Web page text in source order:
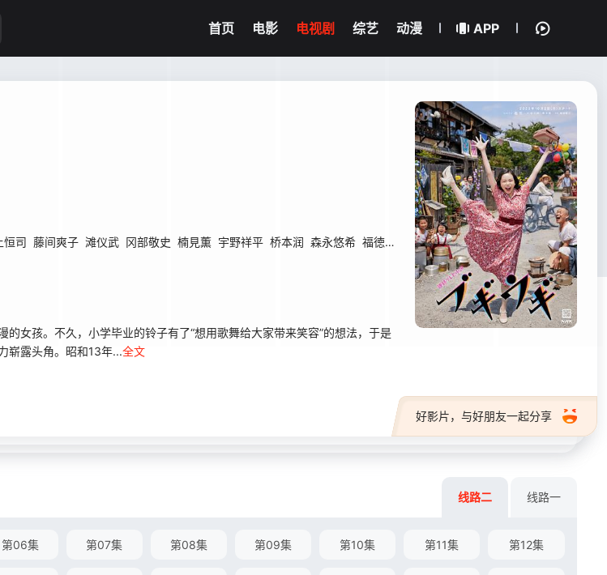
首页 电影 电视剧 综艺 动漫 APP
恒司 藤间爽子 滩仪武 冈部敬史 楠見薫 宇野祥平 桥本润 森永悠希 福徳秀介 後藤淳平 升毅 苍井优
草彅刚
女孩。不久，小学毕业的铃子有了“想用歌舞给大家带来笑容”的想法，于是
崭露头角。昭和13年...全文
好影片，与好朋友一起分享
线路二 线路一
第06集 第07集 第08集 第09集 第10集 第11集 第12集